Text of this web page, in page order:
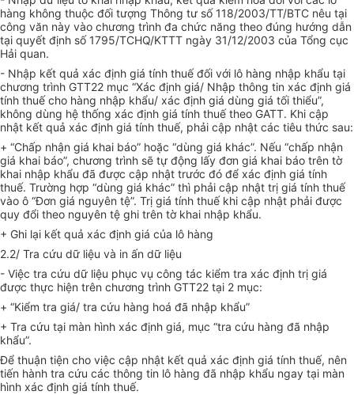
hàng không thuộc đối tượng Thông tư số 118/2003/TT/BTC nêu tại
công văn này vào chương trình đa chức năng theo đúng hướng dẫn
tại quyết định số 1795/TCHQ/KTTT ngày 31/12/2003 của Tổng cục
Hải quan.
- Nhập kết quả xác định giá tính thuế đối với lô hàng nhập khẩu tại
chương trình GTT22 mục “Xác định giá/ Nhập thông tin xác định giá
tính thuế cho hàng nhập khẩu/ xác định giá dùng giá tối thiểu”,
không dùng hệ thống xác định giá tính thuế theo GATT. Khi cập
nhật kết quả xác định giá tính thuế, phải cập nhật các tiêu thức sau:
+ “Chấp nhận giá khai báo” hoặc “dùng giá khác”. Nếu “chấp nhận
giá khai báo”, chương trình sẽ tự động lấy đơn giá khai báo trên tờ
khai nhập khẩu đã được cập nhật trước đó để xác định giá tính
thuế. Trường hợp “dùng giá khác” thì phải cập nhật trị giá tính thuế
vào ô “Đơn giá nguyên tệ”. Trị giá tính thuế khi cập nhật phải được
quy đổi theo nguyên tệ ghi trên tờ khai nhập khẩu.
+ Ghi lại kết quả xác định giá của lô hàng
2.2/ Tra cứu dữ liệu và in ấn dữ liệu
- Việc tra cứu dữ liệu phục vụ công tác kiểm tra xác định trị giá
được thực hiện trên chương trình GTT22 tại 2 mục:
+ “Kiểm tra giá/ tra cứu hàng hoá đã nhập khẩu”
+ Tra cứu tại màn hình xác định giá, mục “tra cứu hàng đã nhập
khẩu”.
Để thuận tiện cho việc cập nhật kết quả xác định giá tính thuế, nên
tiến hành tra cứu các thông tin lô hàng đã nhập khẩu ngay tại màn
hình xác định giá tính thuế.